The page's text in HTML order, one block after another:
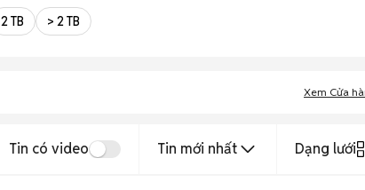
2 TB > 2 TB
Xem Cửa
Tin có video Tin mới nhất Dạng lưới